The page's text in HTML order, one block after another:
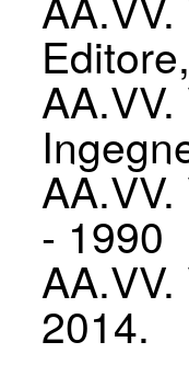
- 1990
2014.